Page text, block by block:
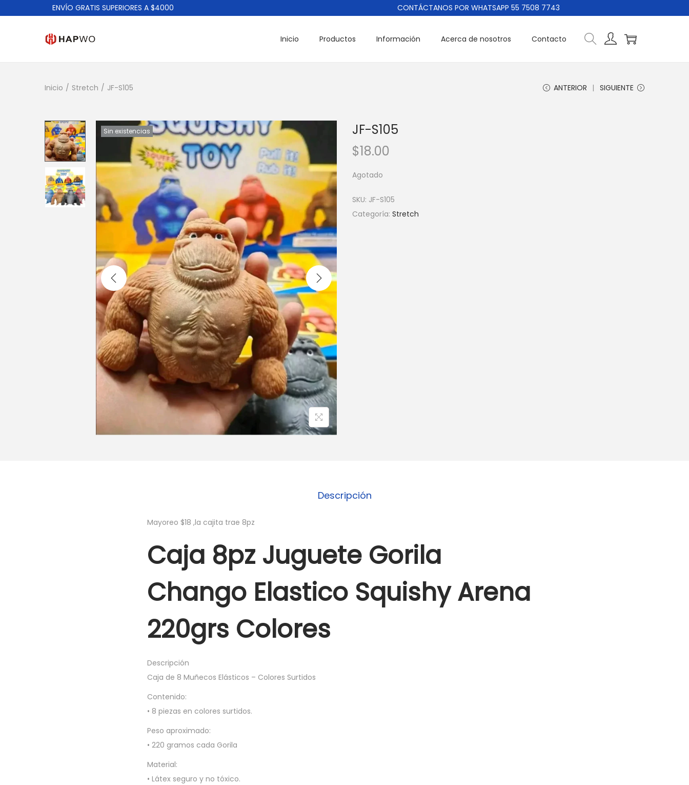
ENVÍO GRATIS SUPERIORES A $4000 CONTÁCTANOS POR WHATSAPP 55 7508 7743
Inicio Productos Información Acerca de nosotros Contacto
Inicio / Stretch / JF-S105 ANTERIOR SIGUIENTE
Sin existencias
JF-S105
$18.00
Agotado
SKU: JF-S105
Categoría: Stretch
Descripción
Mayoreo $18 ,la cajita trae 8pz
Caja 8pz Juguete Gorila
Chango Elastico Squishy Arena
220grs Colores
Descripción
Caja de 8 Muñecos Elásticos – Colores Surtidos
Contenido:
• 8 piezas en colores surtidos.
Peso aproximado:
• 220 gramos cada Gorila
Material:
• Látex seguro y no tóxico.